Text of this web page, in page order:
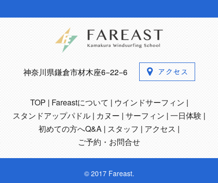
神奈川県鎌倉市材木座6−22−6
TOP Fareastについて
ウインドサーフィン
スタンドアップパドル
カヌー サーフィン 一日体験
初めての方へQ&A スタッフ
アクセス
ご予約・お問合せ
© 2017 Fareast.